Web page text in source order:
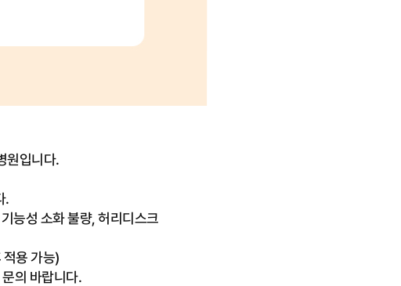
원입니다.
.
능성 소화 불량, 허리디스크
용 가능)
의 바랍니다.